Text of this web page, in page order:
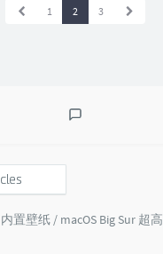
1 2 3
t
置壁纸 / macOS Big Sur 超